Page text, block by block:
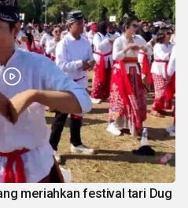
meriahkan festival tari Dug